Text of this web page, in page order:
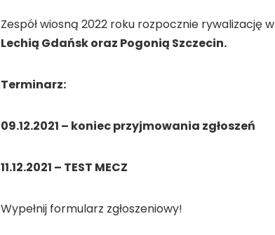
Zespół wiosną 2022 roku rozpocznie rywalizację w
Lechią Gdańsk oraz Pogonią Szczecin.
Terminarz:
09.12.2021 – koniec przyjmowania zgłoszeń
11.12.2021 – TEST MECZ
Wypełnij formularz zgłoszeniowy!